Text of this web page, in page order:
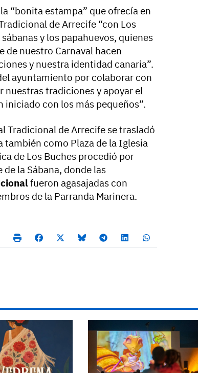
“bonita estampa” que ofrecía en
de Arrecife “con Los
y los papahuevos, quienes
de nuestro Carnaval hacen
y nuestra identidad canaria”.
ayuntamiento por colaborar con
nuestras tradiciones y apoyar el
con los más pequeños”.
Tradicional de Arrecife se trasladó
también como Plaza de la Iglesia
de Los Buches procedió por
la Sábana, donde las
fueron agasajadas con
de la Parranda Marinera.